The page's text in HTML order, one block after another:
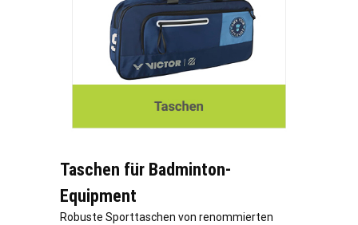
Taschen für Badminton-
Equipment
Robuste Sporttaschen von renommierten